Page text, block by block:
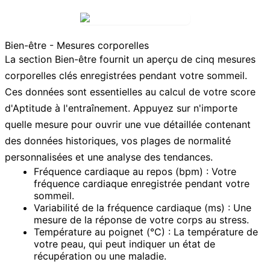
Bien-être - Mesures corporelles
La section Bien-être fournit un aperçu de cinq mesures
corporelles clés enregistrées pendant votre sommeil.
Ces données sont essentielles au calcul de votre score
d'Aptitude à l'entraînement. Appuyez sur n'importe
quelle mesure pour ouvrir une vue détaillée contenant
des données historiques, vos plages de normalité
personnalisées et une analyse des tendances.
Fréquence cardiaque au repos (bpm) : Votre
fréquence cardiaque enregistrée pendant votre
sommeil.
Variabilité de la fréquence cardiaque (ms) : Une
mesure de la réponse de votre corps au stress.
Température au poignet (°C) : La température de
votre peau, qui peut indiquer un état de
récupération ou une maladie.